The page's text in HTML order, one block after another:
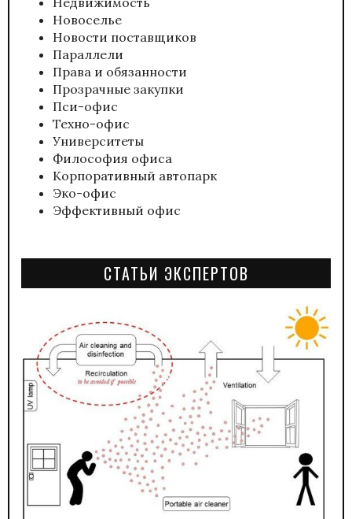
Новоселье
Новости поставщиков
Параллели
Права и обязанности
Прозрачные закупки
Пси-офис
Техно-офис
Университеты
Философия офиса
Корпоративный автопарк
Эко-офис
Эффективный офис
СТАТЬИ ЭКСПЕРТОВ